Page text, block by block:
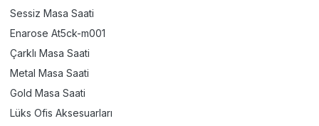
Sessiz Masa Saati
Enarose At5ck-m001
Çarklı Masa Saati
Metal Masa Saati
Gold Masa Saati
Lüks Ofis Aksesuarları